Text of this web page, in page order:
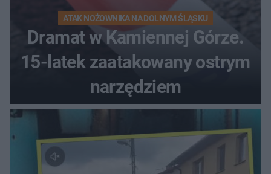
ATAK NOŻOWNIKA NA DOLNYM ŚLĄSKU
Dramat w Kamiennej Górze.
15-latek zaatakowany ostrym
narzędziem